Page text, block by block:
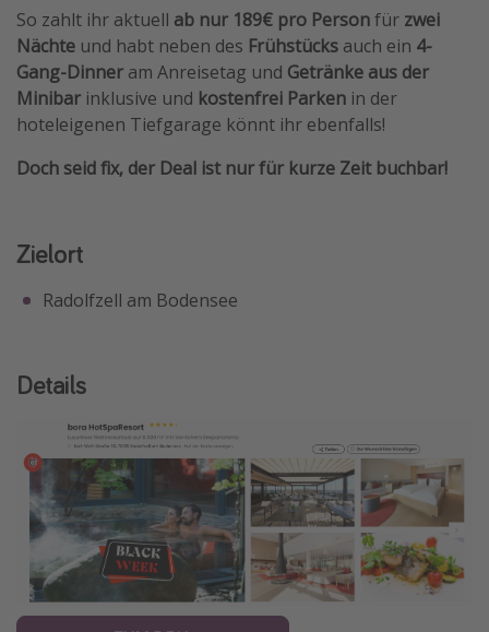
Bahnreisen in der Schweiz
Reisepassfreie Reiseziele
Travel Know How
Silvesterreisen
Last Minute Urlaub Mallorca
So zahlt ihr aktuell ab nur 189€ pro Personfür zwei
Nächte und habt neben des Frühstücks auch ein 4-
Gang-Dinner am Anreisetag und Getränke aus der
Minibar inklusive und kostenfrei Parken in der
hoteleigenen Tiefgarage könnt ihr ebenfalls!
Doch seid fix, der Deal ist nur für kurze Zeit buchbar!
Zielort
Radolfzell am Bodensee
Details